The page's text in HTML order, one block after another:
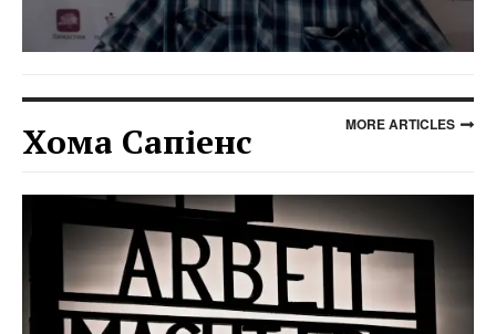
Хома Сапіенс MORE ARTICLES